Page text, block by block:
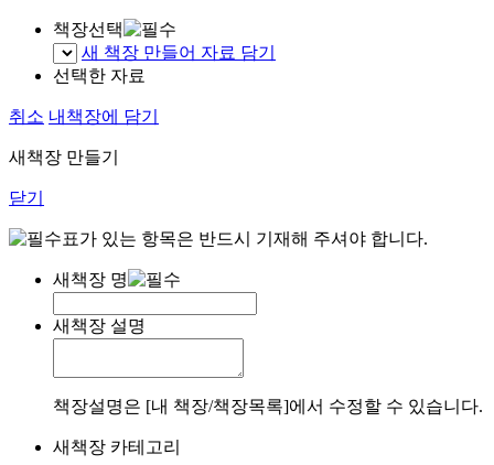
책장선택
새 책장 만들어 자료 담기
선택한 자료
취소 내책장에 담기
새책장 만들기
닫기
표가 있는 항목은 반드시 기재해 주셔야 합니다.
새책장 명
새책장 설명
책장설명은 [내 책장/책장목록]에서 수정할 수 있습니다.
새책장 카테고리